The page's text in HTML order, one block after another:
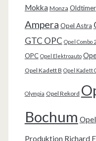
Mokka Monza Oldtimer
Ampera Opel Astra
GTC OPC Opel Combo
OPC Opel Elektroauto
Opel Kadett B Opel Kadett
Olympia Opel Rekord
Bochum
Produktion Richard